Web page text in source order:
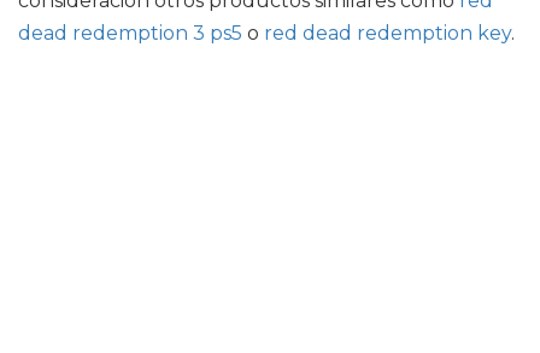
dead redemption 3 ps5 o red dead redemption key.